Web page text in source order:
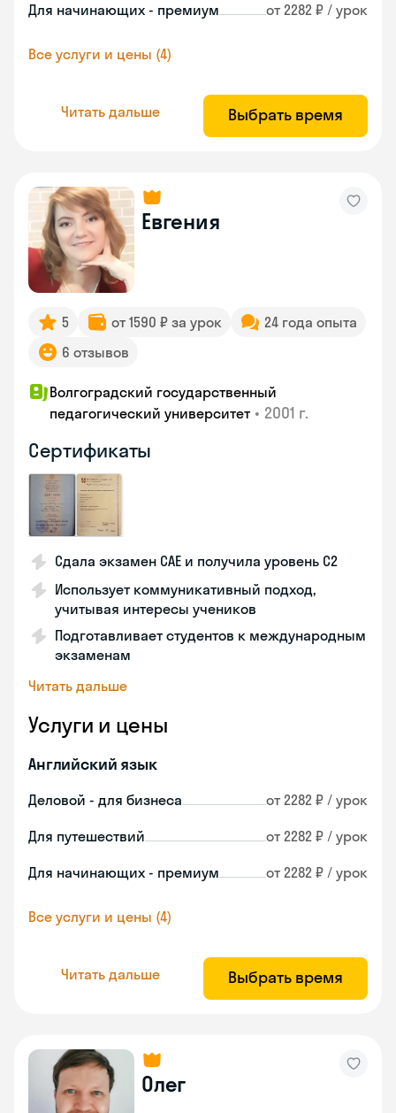
Для начинающих - премиум от 2282 ₽ / урок
Все услуги и цены (4)
Читать дальше Выбрать время
Евгения
5 от 1590 ₽ за урок
24 года опыта
6 отзывов
Волгоградский государственный
педагогический университет • 2001 г.
Сертификаты
Сдала экзамен CAE и получила уровень С2
Использует коммуникативный подход,
учитывая интересы учеников
Подготавливает студентов к международным
экзаменам
Читать дальше
Услуги и цены
Английский язык
Деловой - для бизнеса от 2282 ₽ / урок
Для путешествий от 2282 ₽ / урок
Для начинающих - премиум от 2282 ₽ / урок
Все услуги и цены (4)
Читать дальше Выбрать время
Олег